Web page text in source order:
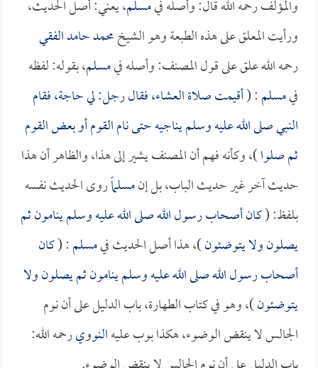
والمؤلف رحمه الله قال: وأصله فيمسلم، يعني: أصل الحديث،
ورأيت المعلق على هذه الطبعة وهو الشيخمحمد حامد الفقي
رحمه الله علق على قول المصنف: وأصله فيمسلم، بقوله: لفظه
فيمسلم: (أقيمت صلاة العشاء، فقال رجل: لي حاجة، فقام
النبي صلى الله عليه وسلم يناجيه حتى نام القوم أو بعض القوم
ثم صلوا)، وكأنه فهم أن المصنف يشير إلى هذا، والظاهر أن هذا
حديث آخر غير حديث الباب، بل إنمسلماًروى الحديث نفسه
بلفظ: (كان أصحاب رسول الله صلى الله عليه وسلم ينامون ثم
يصلون ولا يتوضئون)، هذا أصل الحديث فيمسلم: (كان
أصحاب رسول الله صلى الله عليه وسلم ينامون ثم يصلون ولا
يتوضئون)، وهو في كتاب الطهارة، باب الدليل على أن نوم
الجالس لا ينقض الوضوء، هكذا بوب عليهالنوويرحمه الله: